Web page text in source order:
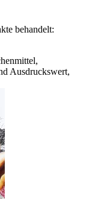
behandelt:
Ausdruckswert,